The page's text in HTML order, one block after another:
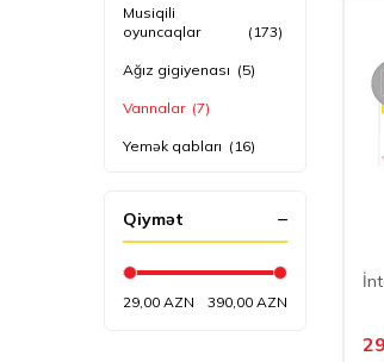
Musiqili
oyuncaqlar
(173)
Ağız gigiyenası (5)
Vannalar(7)
Yemək qabları (16)
Avto oturacaqlar
Güvəclər(34)
Qiymət
29,00 AZN 390,00 AZN